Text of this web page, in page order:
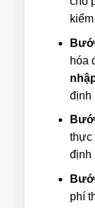
hóa
định
thực
định
phí